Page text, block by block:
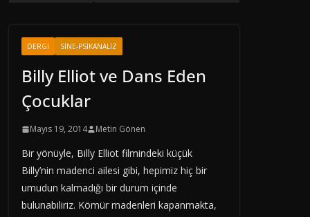
DERGI SINE-PSIKANALIZ
Billy Elliot ve Dans Eden
Çocuklar
Mayıs 19, 2014 Metin Gönen
Bir yönüyle, Billy Elliot filmindeki küçük
Billy’nin madenci ailesi gibi, hepimiz hiç bir
umudun kalmadığı bir durum içinde
bulunabiliriz. Kömür madenleri kapanmakta,